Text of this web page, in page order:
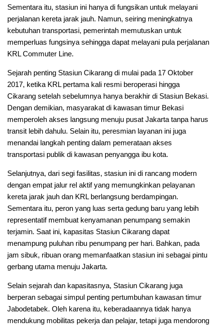
Sementara itu, stasiun ini hanya di fungsikan untuk melayani
perjalanan kereta jarak jauh. Namun, seiring meningkatnya
kebutuhan transportasi, pemerintah memutuskan untuk
memperluas fungsinya sehingga dapat melayani pula perjalanan
KRL Commuter Line.
Sejarah penting Stasiun Cikarang di mulai pada 17 Oktober
2017, ketika KRL pertama kali resmi beroperasi hingga
Cikarang setelah sebelumnya hanya berakhir di Stasiun Bekasi.
Dengan demikian, masyarakat di kawasan timur Bekasi
memperoleh akses langsung menuju pusat Jakarta tanpa harus
transit lebih dahulu. Selain itu, peresmian layanan ini juga
menandai langkah penting dalam pemerataan akses
transportasi publik di kawasan penyangga ibu kota.
Selanjutnya, dari segi fasilitas, stasiun ini di rancang modern
dengan empat jalur rel aktif yang memungkinkan pelayanan
kereta jarak jauh dan KRL berlangsung berdampingan.
Sementara itu, peron yang luas serta gedung baru yang lebih
representatif membuat kenyamanan penumpang semakin
terjamin. Saat ini, kapasitas Stasiun Cikarang dapat
menampung puluhan ribu penumpang per hari. Bahkan, pada
jam sibuk, ribuan orang memanfaatkan stasiun ini sebagai pintu
gerbang utama menuju Jakarta.
Selain sejarah dan kapasitasnya, Stasiun Cikarang juga
berperan sebagai simpul penting pertumbuhan kawasan timur
Jabodetabek. Oleh karena itu, keberadaannya tidak hanya
mendukung mobilitas pekerja dan pelajar, tetapi juga mendorong